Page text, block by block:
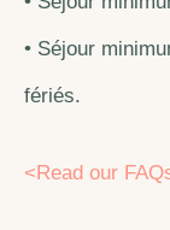
• Séjour
fériés.
<Read our